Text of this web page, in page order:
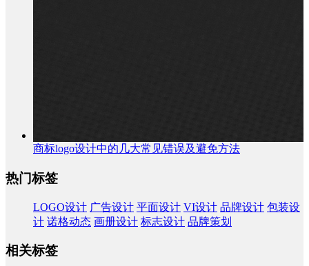
商标logo设计中的几大常见错误及避免方法
热门标签
LOGO设计 广告设计 平面设计 VI设计 品牌设计 包装设
计 诺格动态 画册设计 标志设计 品牌策划
相关标签